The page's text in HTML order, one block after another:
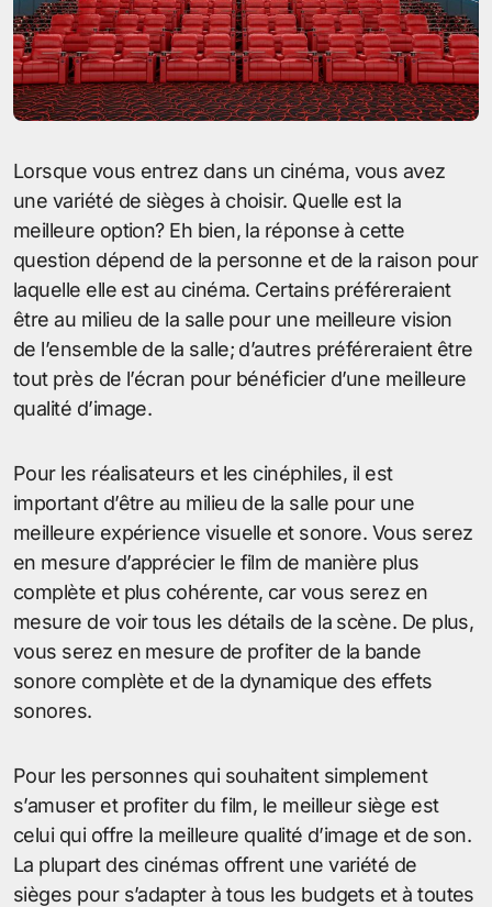
Lorsque vous entrez dans un cinéma, vous avez
une variété de sièges à choisir. Quelle est la
meilleure option? Eh bien, la réponse à cette
question dépend de la personne et de la raison pour
laquelle elle est au cinéma. Certains préféreraient
être au milieu de la salle pour une meilleure vision
de l’ensemble de la salle; d’autres préféreraient être
tout près de l’écran pour bénéficier d’une meilleure
qualité d’image.
Pour les réalisateurs et les cinéphiles, il est
important d’être au milieu de la salle pour une
meilleure expérience visuelle et sonore. Vous serez
en mesure d’apprécier le film de manière plus
complète et plus cohérente, car vous serez en
mesure de voir tous les détails de la scène. De plus,
vous serez en mesure de profiter de la bande
sonore complète et de la dynamique des effets
sonores.
Pour les personnes qui souhaitent simplement
s’amuser et profiter du film, le meilleur siège est
celui qui offre la meilleure qualité d’image et de son.
La plupart des cinémas offrent une variété de
sièges pour s’adapter à tous les budgets et à toutes